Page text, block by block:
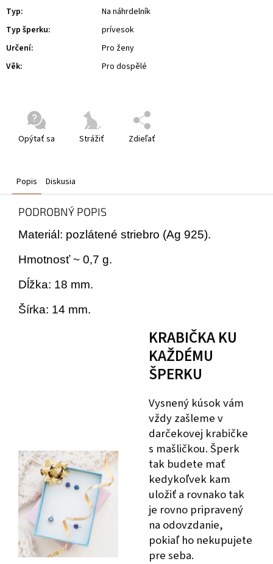
Opýtať sa Strážiť Zdieľať
Typ:
Na náhrdelník
Typ šperku:
prívesok
Určení:
Pro ženy
Věk: Pro dospělé
Popis Diskusia
PODROBNÝ POPIS
Materiál: pozlátené striebro (Ag 925).
Hmotnosť ~ 0,7 g.
Dĺžka: 18 mm.
Šírka: 14 mm.
KRABIČKA KU
KAŽDÉMU
ŠPERKU
Vysnený kúsok vám
vždy zašleme v
darčekovej krabičke
s mašličkou. Šperk
tak budete mať
kedykoľvek kam
uložiť a rovnako tak
je rovno pripravený
na odovzdanie,
pokiaľ ho nekupujete
pre seba.